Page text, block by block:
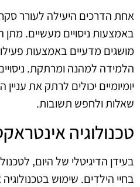
אחת הדרכים היעילה לעורר
באמצעות ניסויים מעשיים. מתן
מושגים מדעיים באמצעות
הלמידה למהנה ומרתקת.
יומיומיים יכולים לרתק את
שאלות ולחפש תשובות.
טכנולוגיה
בעידן הדיגיטלי של היום,
בחיי הילדים. שימוש